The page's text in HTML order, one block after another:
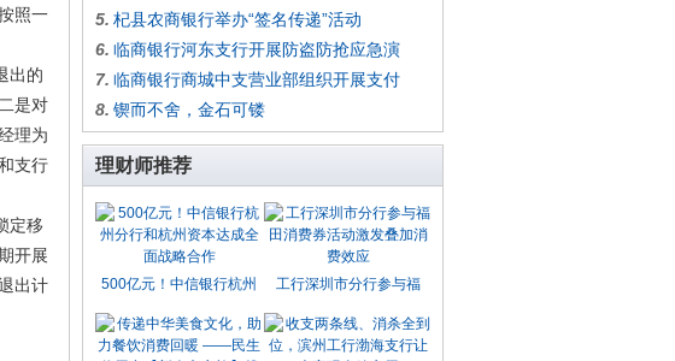
照一
出的
是对
理为
支行
定移
开展
出计
5. 杞县农商银行举办“签名传递”活动
6. 临商银行河东支行开展防盗防抢应急演
7. 临商银行商城中支营业部组织开展支付
8. 锲而不舍，金石可镂
理财师推荐
500亿元！中信银行杭州 工行深圳市分行参与福